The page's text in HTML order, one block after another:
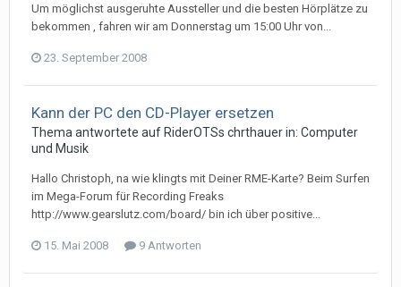
Um möglichst ausgeruhte Aussteller und die besten Hörplätze zu
bekommen , fahren wir am Donnerstag um 15:00 Uhr von...
23. September 2008
Kann der PC den CD-Player ersetzen
Thema antwortete auf RiderOTSs chrthauerin: Computer
und Musik
Hallo Christoph, na wie klingts mit Deiner RME-Karte? Beim Surfen
im Mega-Forum für Recording Freaks
http://www.gearslutz.com/board/ bin ich über positive...
15. Mai 2008 9 Antworten